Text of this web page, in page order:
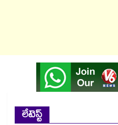
లేటెస్ట్